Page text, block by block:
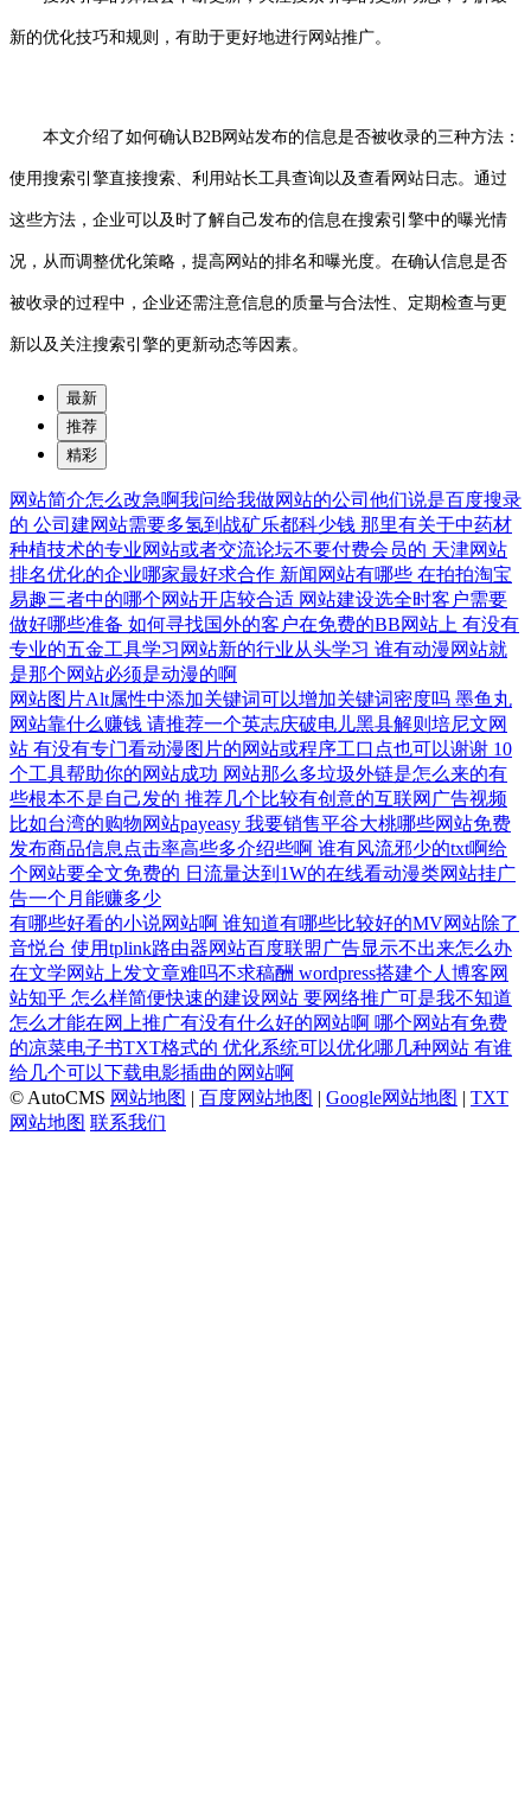
新的优化技巧和规则，有助于更好地进行网站推广。
本文介绍了如何确认B2B网站发布的信息是否被收录的三种方法：
使用搜索引擎直接搜索、利用站长工具查询以及查看网站日志。通过
这些方法，企业可以及时了解自己发布的信息在搜索引擎中的曝光情
况，从而调整优化策略，提高网站的排名和曝光度。在确认信息是否
被收录的过程中，企业还需注意信息的质量与合法性、定期检查与更
新以及关注搜索引擎的更新动态等因素。
最新
推荐
精彩
网站简介怎么改急啊我问给我做网站的公司他们说是百度搜录
的 公司建网站需要多氢到战矿乐都科少钱 那里有关于中药材
种植技术的专业网站或者交流论坛不要付费会员的 天津网站
排名优化的企业哪家最好求合作 新闻网站有哪些 在拍拍淘宝
易趣三者中的哪个网站开店较合适 网站建设选全时客户需要
做好哪些准备 如何寻找国外的客户在免费的BB网站上 有没有
专业的五金工具学习网站新的行业从头学习 谁有动漫网站就
是那个网站必须是动漫的啊
网站图片Alt属性中添加关键词可以增加关键词密度吗 墨鱼丸
网站靠什么赚钱 请推荐一个英志庆破电儿黑县解则培尼文网
站 有没有专门看动漫图片的网站或程序工口点也可以谢谢 10
个工具帮助你的网站成功 网站那么多垃圾外链是怎么来的有
些根本不是自己发的 推荐几个比较有创意的互联网广告视频
比如台湾的购物网站payeasy 我要销售平谷大桃哪些网站免费
发布商品信息点击率高些多介绍些啊 谁有风流邪少的txt啊给
个网站要全文免费的 日流量达到1W的在线看动漫类网站挂广
告一个月能赚多少
有哪些好看的小说网站啊 谁知道有哪些比较好的MV网站除了
音悦台 使用tplink路由器网站百度联盟广告显示不出来怎么办
在文学网站上发文章难吗不求稿酬 wordpress搭建个人博客网
站知乎 怎么样简便快速的建设网站 要网络推广可是我不知道
怎么才能在网上推广有没有什么好的网站啊 哪个网站有免费
的凉菜电子书TXT格式的 优化系统可以优化哪几种网站 有谁
给几个可以下载电影插曲的网站啊
© AutoCMS 网站地图 | 百度网站地图 | Google网站地图 | TXT
网站地图 联系我们